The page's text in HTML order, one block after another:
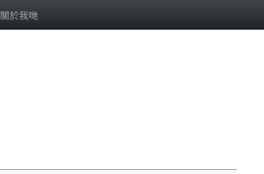
關於我哋